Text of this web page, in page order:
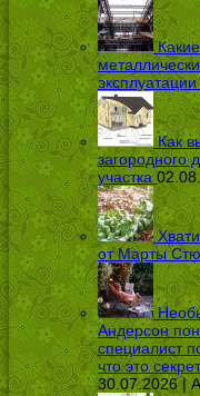
эксплуатации
Как
загородного
участка
от Марты
Андерсон
специалист
что это
30.07.2026 |